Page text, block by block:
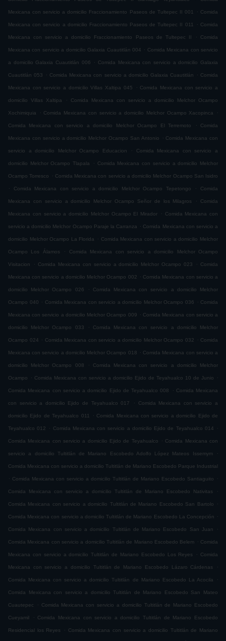
Mexicana con servicio a domicilio Fraccionamiento Paseos de Tultepec II 001 . Comida
Mexicana con servicio a domicilio Fraccionamiento Paseos de Tultepec II 011 . Comida
Mexicana con servicio a domicilio Fraccionamiento Paseos de Tultepec II . Comida
Mexicana con servicio a domicilio Galaxia Cuautitlán 004 . Comida Mexicana con servicio
a domicilio Galaxia Cuautitlán 006 . Comida Mexicana con servicio a domicilio Galaxia
Cuautitlán 053 . Comida Mexicana con servicio a domicilio Galaxia Cuautitlán . Comida
Mexicana con servicio a domicilio Villas Xaltipa 045 . Comida Mexicana con servicio a
domicilio Villas Xaltipa . Comida Mexicana con servicio a domicilio Melchor Ocampo
Xochimiquia . Comida Mexicana con servicio a domicilio Melchor Ocampo Xacopinca .
Comida Mexicana con servicio a domicilio Melchor Ocampo El Terremoto . Comida
Mexicana con servicio a domicilio Melchor Ocampo San Antonio . Comida Mexicana con
servicio a domicilio Melchor Ocampo Educacion . Comida Mexicana con servicio a
domicilio Melchor Ocampo Tlapala . Comida Mexicana con servicio a domicilio Melchor
Ocampo Torresco . Comida Mexicana con servicio a domicilio Melchor Ocampo San Isidro
.
Comida Mexicana con servicio a domicilio Melchor Ocampo Tepetongo . Comida
Mexicana con servicio a domicilio Melchor Ocampo Señor de los Milagros . Comida
Mexicana con servicio a domicilio Melchor Ocampo El Mirador . Comida Mexicana con
servicio a domicilio Melchor Ocampo Paraje la Carranza . Comida Mexicana con servicio a
domicilio Melchor Ocampo La Florida . Comida Mexicana con servicio a domicilio Melchor
Ocampo Los Álamos . Comida Mexicana con servicio a domicilio Melchor Ocampo
Visitacion . Comida Mexicana con servicio a domicilio Melchor Ocampo 023 . Comida
Mexicana con servicio a domicilio Melchor Ocampo 002 . Comida Mexicana con servicio a
domicilio Melchor Ocampo 026 . Comida Mexicana con servicio a domicilio Melchor
Ocampo 040 . Comida Mexicana con servicio a domicilio Melchor Ocampo 036 . Comida
Mexicana con servicio a domicilio Melchor Ocampo 009 . Comida Mexicana con servicio a
domicilio Melchor Ocampo 033 . Comida Mexicana con servicio a domicilio Melchor
Ocampo 024 . Comida Mexicana con servicio a domicilio Melchor Ocampo 032 . Comida
Mexicana con servicio a domicilio Melchor Ocampo 018 . Comida Mexicana con servicio a
domicilio Melchor Ocampo 008 . Comida Mexicana con servicio a domicilio Melchor
Ocampo . Comida Mexicana con servicio a domicilio Ejido de Teyahualco 10 de Junio .
Comida Mexicana con servicio a domicilio Ejido de Teyahualco 008 . Comida Mexicana
con servicio a domicilio Ejido de Teyahualco 017 . Comida Mexicana con servicio a
domicilio Ejido de Teyahualco 011 . Comida Mexicana con servicio a domicilio Ejido de
Teyahualco 012 . Comida Mexicana con servicio a domicilio Ejido de Teyahualco 014 .
Comida Mexicana con servicio a domicilio Ejido de Teyahualco . Comida Mexicana con
servicio a domicilio Tultitlán de Mariano Escobedo Adolfo López Mateos Issemym .
Comida Mexicana con servicio a domicilio Tultitlán de Mariano Escobedo Parque Industrial
. Comida Mexicana con servicio a domicilio Tultitlán de Mariano Escobedo Santiaguito .
Comida Mexicana con servicio a domicilio Tultitlán de Mariano Escobedo Nativitas .
Comida Mexicana con servicio a domicilio Tultitlán de Mariano Escobedo San Bartolo .
Comida Mexicana con servicio a domicilio Tultitlán de Mariano Escobedo La Concepción .
Comida Mexicana con servicio a domicilio Tultitlán de Mariano Escobedo San Juan .
Comida Mexicana con servicio a domicilio Tultitlán de Mariano Escobedo Belem . Comida
Mexicana con servicio a domicilio Tultitlán de Mariano Escobedo Los Reyes . Comida
Mexicana con servicio a domicilio Tultitlán de Mariano Escobedo Lázaro Cárdenas .
Comida Mexicana con servicio a domicilio Tultitlán de Mariano Escobedo La Acocila .
Comida Mexicana con servicio a domicilio Tultitlán de Mariano Escobedo San Mateo
Cuautepec . Comida Mexicana con servicio a domicilio Tultitlán de Mariano Escobedo
Cueyamil . Comida Mexicana con servicio a domicilio Tultitlán de Mariano Escobedo
Residencial los Reyes . Comida Mexicana con servicio a domicilio Tultitlán de Mariano